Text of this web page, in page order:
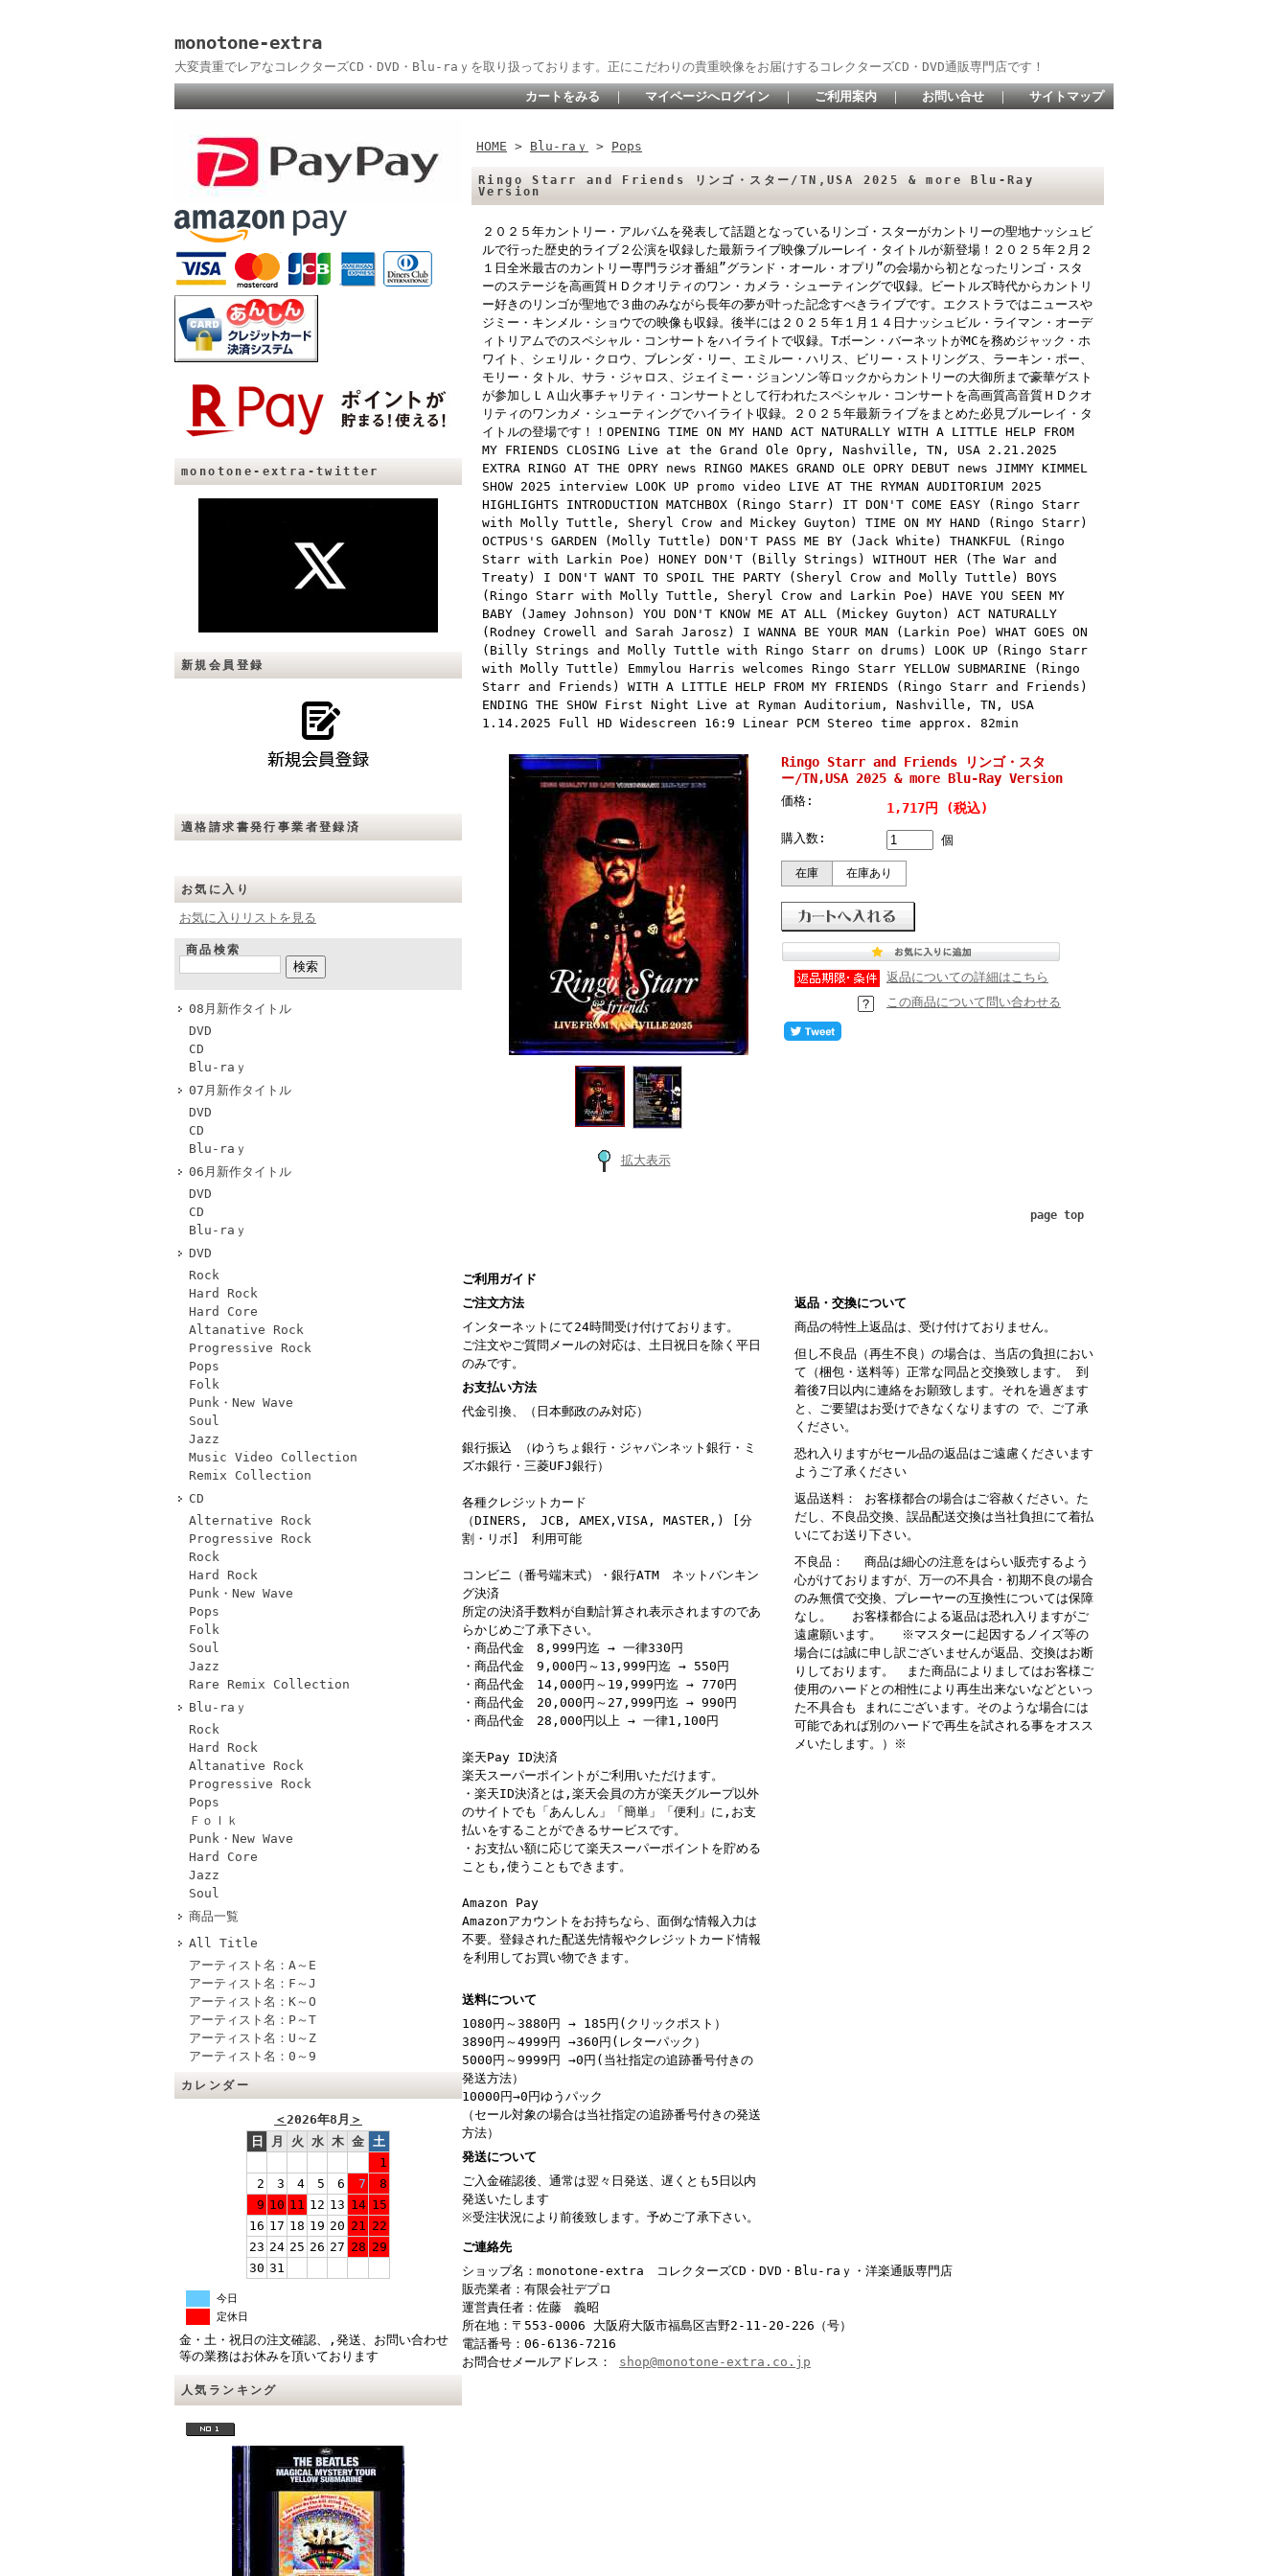
monotone-extra
大変貴重でレアなコレクターズCD・DVD・Blu-raｙを取り扱っております。正にこだわりの貴重映像をお届けするコレクターズCD・DVD通販専門店です！
カートをみる ｜ マイページへログイン ｜ ご利用案内 ｜ お問い合せ ｜ サイトマップ
monotone-extra-twitter
新規会員登録
適格請求書発行事業者登録済
お気に入り
お気に入りリストを見る
商品検索
08月新作タイトル
DVD
CD
Blu-raｙ
07月新作タイトル
DVD
CD
Blu-raｙ
06月新作タイトル
DVD
CD
Blu-raｙ
DVD
Rock
Hard Rock
Hard Core
Altanative Rock
Progressive Rock
Pops
Folk
Punk・New Wave
Soul
Jazz
Music Video Collection
Remix Collection
CD
Alternative Rock
Progressive Rock
Rock
Hard Rock
Punk・New Wave
Pops
Folk
Soul
Jazz
Rare Remix Collection
Blu-raｙ
Rock
Hard Rock
Altanative Rock
Progressive Rock
Pops
Ｆｏｌｋ
Punk・New Wave
Hard Core
Jazz
Soul
商品一覧
All Title
アーティスト名：A～E
アーティスト名：F～J
アーティスト名：K～O
アーティスト名：P～T
アーティスト名：U～Z
アーティスト名：0～9
カレンダー
＜2026年8月 ＞
日
月 火 水 木 金 土
1
2
3 4 5 6 7
8
9 10 11 12 13 14 15
16 17 18 19 20 21 22
23 24 25 26 27 28 29
30 31
今日
定休日
金・土・祝日の注文確認、,発送、お問い合わせ
等の業務はお休みを頂いております
人気ランキング
HOME > Blu-raｙ > Pops
Ringo Starr and Friends リンゴ・スター/TN,USA 2025 & more Blu-Ray
Version
２０２５年カントリー・アルバムを発表して話題となっているリンゴ・スターがカントリーの聖地ナッシュビ
ルで行った歴史的ライブ２公演を収録した最新ライブ映像ブルーレイ・タイトルが新登場！２０２５年２月２
１日全米最古のカントリー専門ラジオ番組”グランド・オール・オプリ”の会場から初となったリンゴ・スタ
ーのステージを高画質ＨＤクオリティのワン・カメラ・シューティングで収録。ビートルズ時代からカントリ
ー好きのリンゴが聖地で３曲のみながら長年の夢が叶った記念すべきライブです。エクストラではニュースや
ジミー・キンメル・ショウでの映像も収録。後半には２０２５年１月１４日ナッシュビル・ライマン・オーデ
ィトリアムでのスペシャル・コンサートをハイライトで収録。Tボーン・バーネットがMCを務めジャック・ホ
ワイト、シェリル・クロウ、ブレンダ・リー、エミルー・ハリス、ビリー・ストリングス、ラーキン・ポー、
モリー・タトル、サラ・ジャロス、ジェイミー・ジョンソン等ロックからカントリーの大御所まで豪華ゲスト
が参加しＬＡ山火事チャリティ・コンサートとして行われたスペシャル・コンサートを高画質高音質ＨＤクオ
リティのワンカメ・シューティングでハイライト収録。２０２５年最新ライブをまとめた必見ブルーレイ・タ
イトルの登場です！！OPENING TIME ON MY HAND ACT NATURALLY WITH A LITTLE HELP FROM
MY FRIENDS CLOSING Live at the Grand Ole Opry, Nashville, TN, USA 2.21.2025
EXTRA RINGO AT THE OPRY news RINGO MAKES GRAND OLE OPRY DEBUT news JIMMY KIMMEL
SHOW 2025 interview LOOK UP promo video LIVE AT THE RYMAN AUDITORIUM 2025
HIGHLIGHTS INTRODUCTION MATCHBOX (Ringo Starr) IT DON'T COME EASY (Ringo Starr
with Molly Tuttle, Sheryl Crow and Mickey Guyton) TIME ON MY HAND (Ringo Starr)
OCTPUS'S GARDEN (Molly Tuttle) DON'T PASS ME BY (Jack White) THANKFUL (Ringo
Starr with Larkin Poe) HONEY DON'T (Billy Strings) WITHOUT HER (The War and
Treaty) I DON'T WANT TO SPOIL THE PARTY (Sheryl Crow and Molly Tuttle) BOYS
(Ringo Starr with Molly Tuttle, Sheryl Crow and Larkin Poe) HAVE YOU SEEN MY
BABY (Jamey Johnson) YOU DON'T KNOW ME AT ALL (Mickey Guyton) ACT NATURALLY
(Rodney Crowell and Sarah Jarosz) I WANNA BE YOUR MAN (Larkin Poe) WHAT GOES ON
(Billy Strings and Molly Tuttle with Ringo Starr on drums) LOOK UP (Ringo Starr
with Molly Tuttle) Emmylou Harris welcomes Ringo Starr YELLOW SUBMARINE (Ringo
Starr and Friends) WITH A LITTLE HELP FROM MY FRIENDS (Ringo Starr and Friends)
ENDING THE SHOW First Night Live at Ryman Auditorium, Nashville, TN, USA
1.14.2025 Full HD Widescreen 16:9 Linear PCM Stereo time approx. 82min
拡大表示
Ringo Starr and Friends リンゴ・スタ
ー/TN,USA 2025 & more Blu-Ray Version
価格: 1,717円 (税込)
購入数: 個
在庫 在庫あり
返品についての詳細はこちら
この商品について問い合わせる
page top
ご利用ガイド
ご注文方法
インターネットにて24時間受け付けております。
ご注文やご質問メールの対応は、土日祝日を除く平日
のみです。
お支払い方法
代金引換、（日本郵政のみ対応）
銀行振込 （ゆうちょ銀行・ジャパンネット銀行・ミ
ズホ銀行・三菱UFJ銀行）
各種クレジットカード
（DINERS, JCB, AMEX,VISA, MASTER,) [分
割・リボ] 利用可能
コンビニ（番号端末式）・銀行ATM ネットバンキン
グ決済
所定の決済手数料が自動計算され表示されますのであ
らかじめご了承下さい。
・商品代金 8,999円迄 → 一律330円
・商品代金 9,000円～13,999円迄 → 550円
・商品代金 14,000円～19,999円迄 → 770円
・商品代金 20,000円～27,999円迄 → 990円
・商品代金 28,000円以上 → 一律1,100円
楽天Pay ID決済
楽天スーパーポイントがご利用いただけます。
・楽天ID決済とは,楽天会員の方が楽天グループ以外
のサイトでも「あんしん」「簡単」「便利」に,お支
払いをすることができるサービスです。
・お支払い額に応じて楽天スーパーポイントを貯める
ことも,使うこともできます。
Amazon Pay
Amazonアカウントをお持ちなら、面倒な情報入力は
不要。登録された配送先情報やクレジットカード情報
を利用してお買い物できます。
送料について
1080円～3880円 → 185円(クリックポスト）
3890円～4999円 →360円(レターパック）
5000円～9999円 →0円(当社指定の追跡番号付きの
発送方法）
10000円→0円ゆうパック
（セール対象の場合は当社指定の追跡番号付きの発送
方法）
発送について
ご入金確認後、通常は翌々日発送、遅くとも5日以内
発送いたします
※受注状況により前後致します。予めご了承下さい。
返品・交換について
商品の特性上返品は、受け付けておりません。
但し不良品（再生不良）の場合は、当店の負担におい
て（梱包・送料等）正常な同品と交換致します。 到
着後7日以内に連絡をお願致します。それを過ぎます
と、ご要望はお受けできなくなりますの で、ご了承
ください。
恐れ入りますがセール品の返品はご遠慮くださいます
ようご了承ください
返品送料： お客様都合の場合はご容赦ください。た
だし、不良品交換、誤品配送交換は当社負担にて着払
いにてお送り下さい。
不良品： 商品は細心の注意をはらい販売するよう
心がけておりますが、万一の不具合・初期不良の場合
のみ無償で交換、プレーヤーの互換性については保障
なし。 お客様都合による返品は恐れ入りますがご
遠慮願います。 ※マスターに起因するノイズ等の
場合には誠に申し訳ございませんが返品、交換はお断
りしております。 また商品によりましてはお客様ご
使用のハードとの相性により再生出来ないなどといっ
た不具合も まれにございます。そのような場合には
可能であれば別のハードで再生を試される事をオスス
メいたします。）※
ご連絡先
ショップ名：monotone-extra コレクターズCD・DVD・Blu-raｙ・洋楽通販専門店
販売業者：有限会社デプロ
運営責任者：佐藤 義昭
所在地：〒553-0006 大阪府大阪市福島区吉野2-11-20-226（号）
電話番号：06-6136-7216
お問合せメールアドレス： shop@monotone-extra.co.jp